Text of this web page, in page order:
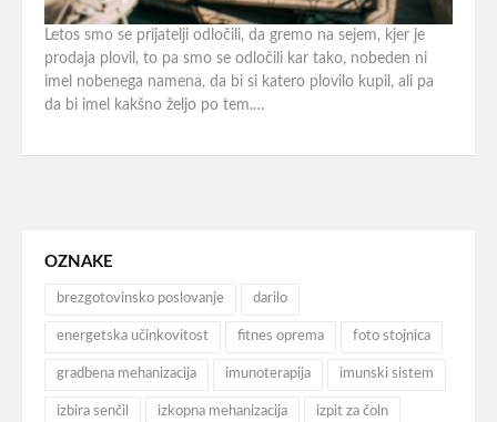
Letos smo se prijatelji odločili, da gremo na sejem, kjer je
prodaja plovil, to pa smo se odločili kar tako, nobeden ni
imel nobenega namena, da bi si katero plovilo kupil, ali pa
da bi imel kakšno željo po tem.…
OZNAKE
brezgotovinsko poslovanje darilo
energetska učinkovitost fitnes oprema foto stojnica
gradbena mehanizacija imunoterapija imunski sistem
izbira senčil izkopna mehanizacija izpit za čoln